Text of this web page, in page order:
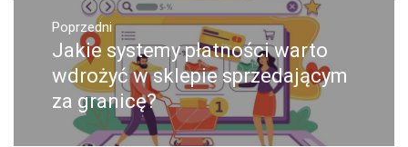
Nawigacja
wpisuPoprzedni
Poprzedni
wpis:
Jakie systemy płatności warto
wdrożyć w sklepie sprzedającym
za granicę?